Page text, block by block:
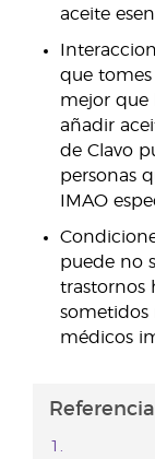
aceite
que
mejor que
añadir
de Clavo
personas
IMAO
puede no
trastornos
sometidos
médicos